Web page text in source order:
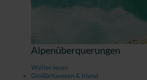
Alpenüberquerungen
Weiter lesen
Großbritannien & Irland